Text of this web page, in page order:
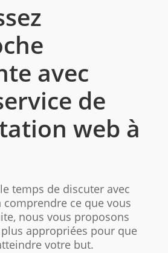
avec
de
web à
temps de discuter avec
ce que vous
nous vous proposons
appropriées pour que
votre but.